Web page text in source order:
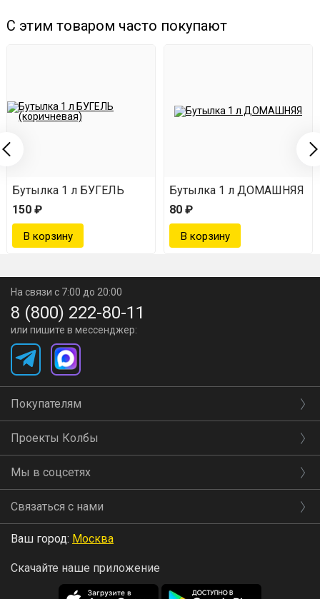
Настаивать 3-5 дней в темном месте при
С этим товаром часто покупают
Бутылка 1 л БУГЕЛЬ
150 ₽
Бутылка 1 л ДОМАШНЯЯ
80 ₽
На связи с 7:00 до 20:00
8 (800) 222-80-11
или пишите в мессенджер:
Покупателям
Проекты Колбы
Мы в соцсетях
Связаться с нами
Ваш город: Москва
Скачайте наше приложение